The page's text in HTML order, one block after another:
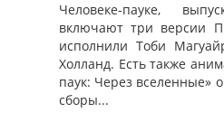
Человеке-пауке,
включают три версии
исполнили Тоби
Холланд. Есть также
паук: Через
сборы...